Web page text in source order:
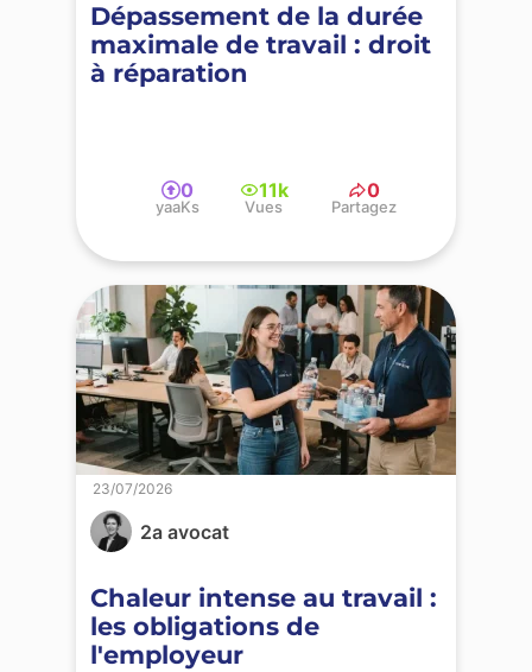
Dépassement de la durée
maximale de travail : droit
à réparation
0
yaaKs
11k
Vues
0
Partagez
2a avocat
Chaleur intense au travail :
les obligations de
l'employeur
23/07/2026